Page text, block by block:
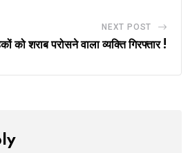
NEXT POST
को शराब परोसने वाला व्यक्ति गिरफ्तार !